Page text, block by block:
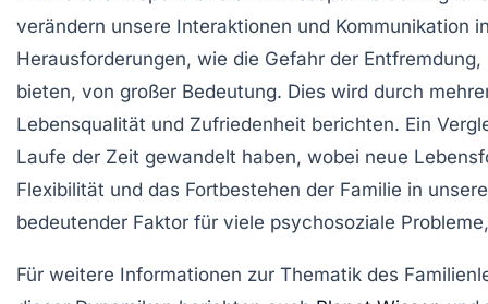
verändern unsere Interaktionen und Kommunikation
Herausforderungen, wie die Gefahr der Entfremdung,
bieten, von großer Bedeutung. Dies wird durch
Lebensqualität und Zufriedenheit berichten. Ein
Laufe der Zeit gewandelt haben, wobei neue
Flexibilität und das Fortbestehen der Familie in
bedeutender Faktor für viele psychosoziale
Für weitere Informationen zur Thematik des